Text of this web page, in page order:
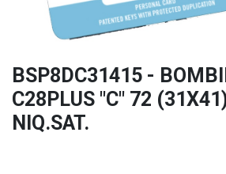
BSP8DC31415 -
C28PLUS "C" 72
NIQ.SAT.